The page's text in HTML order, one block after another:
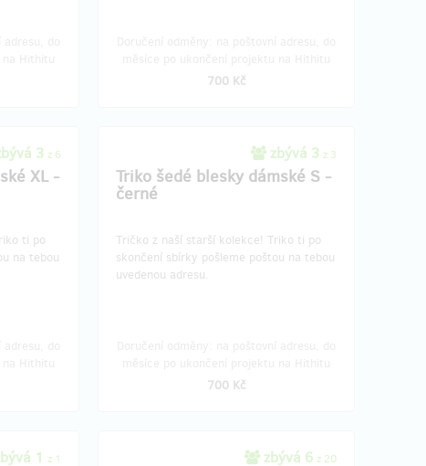
700 Kč
3 z 6
XL -
ti po
na tebou
zbývá 3 z 3
Triko šedé blesky dámské S -
černé
​​​​​​​​Tričko z naší starší kolekce!​ Triko ti po
skončení sbírky pošleme poštou na tebou
uvedenou adresu.
700 Kč
1 z 1 zbývá 6 z 20